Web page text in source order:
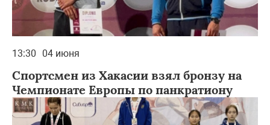
13:30 04 июня
Спортсмен из Хакасии взял бронзу на
Чемпионате Европы по панкратиону